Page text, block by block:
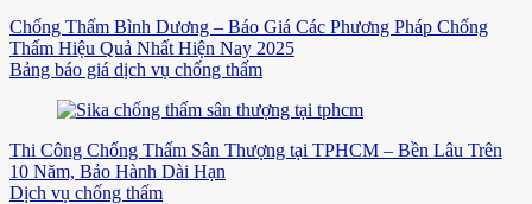
Chống Thấm Bình Dương – Báo Giá Các Phương Pháp Chống
Thấm Hiệu Quả Nhất Hiện Nay 2025
Bảng báo giá dịch vụ chống thấm
Thi Công Chống Thấm Sân Thượng tại TPHCM – Bền Lâu Trên
10 Năm, Bảo Hành Dài Hạn
Dịch vụ chống thấm